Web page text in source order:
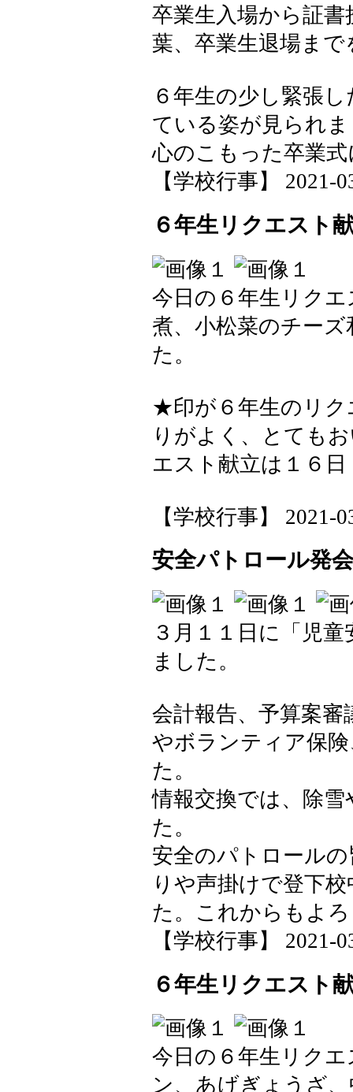
卒業生入場から証
葉、卒業生退場ま
６年生の少し緊張
ている姿が見られ
心のこもった卒業
【学校行事】 2021-
６年生リクエスト
今日の６年生リク
煮、小松菜のチー
た。
★印が６年生のリク
りがよく、とても
エスト献立は１６
【学校行事】 2021-
安全パトロール発
３月１１日に「児
ました。
会計報告、予算案
やボランティア保
た。
情報交換では、除
た。
安全のパトロール
りや声掛けで登下
た。これからもよ
【学校行事】 2021-
６年生リクエスト
今日の６年生リク
ン、あげぎょうざ